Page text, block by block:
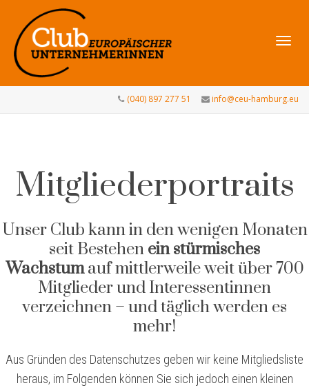
(040) 897 277 51 info@ceu-hamburg.eu
Mitgliederportraits
Unser Club kann in den wenigen Monaten
seit Bestehen ein stürmisches
Wachstumauf mittlerweile weit über 700
Mitglieder und Interessentinnen
verzeichnen – und täglich werden es
mehr!
Aus Gründen des Datenschutzes geben wir keine Mitgliedsliste
heraus, im Folgenden können Sie sich jedoch einen kleinen